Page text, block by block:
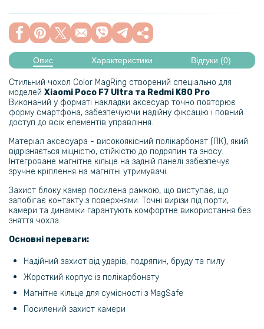
594 грн
699 грн
Захисне скло Nilkin CP+PRO Full Cover Glass для Xiaomi Poco F7
Ultra / F7 Pro
159 грн
199 грн
Протиударна гідрогелева плівка Hydrogel Film для Xiaomi Poco F7
Ultra, Transparent
199 грн
Протиударна гідрогелева плівка Hydrogel Film для Xiaomi Poco F7
110 грн
129 грн
Захисне скло Tempered Glass 0.3mm для Xiaomi Poco F7 Ultra /
Опис Характеристики Відгуки (0)
Стильний чохол Color MagRing створений спеціально для
моделей Xiaomi Poco F7 Ultra та Redmi K80 Pro .
Виконаний у форматі накладки аксесуар точно повторює
форму смартфона, забезпечуючи надійну фіксацію і повний
доступ до всіх елементів управління.
Матеріал аксесуара - високоякісний полікарбонат (ПК), який
відрізняється міцністю, стійкістю до подряпин та зносу.
Інтегроване магнітне кільце на задній панелі забезпечує
зручне кріплення на магнітні утримувачі.
Захист блоку камер посилена рамкою, що виступає, що
запобігає контакту з поверхнями. Точні вирізи під порти,
камери та динаміки гарантують комфортне використання без
зняття чохла.
Основні переваги:
Надійний захист від ударів, подряпин, бруду та пилу
Жорсткий корпус із полікарбонату
Магнітне кільце для сумісності з MagSafe
Посилений захист камери